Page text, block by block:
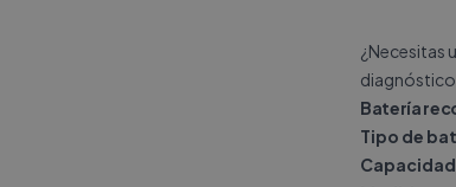
¿Necesitas
Batería
Tipo de